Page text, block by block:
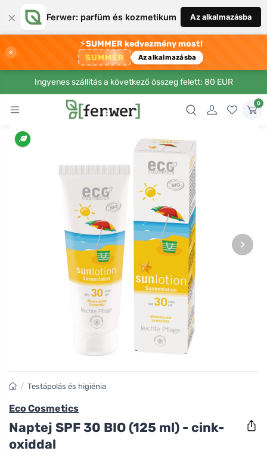
× Ferwer: parfüm és kozmetikum Az alkalmazásba
×
⚡SUMMER kedvezmény most!
SUMMER Az alkalmazásba
Ingyenes szállítás a következő összeg felett: 80 EUR
0
›
/ Testápolás és higiénia
Eco Cosmetics
Naptej SPF 30 BIO (125 ml) - cink-
oxiddal